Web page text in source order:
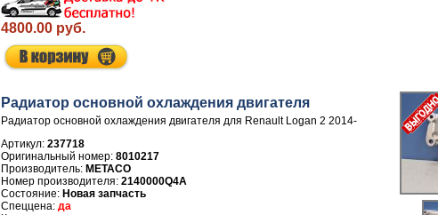
4800.00 руб.
Радиатор основной охлаждения двигателя
Радиатор основной охлаждения двигателя для Renault Logan 2 2014-
Артикул: 237718
8010217
Производитель: METACO
Номер производителя: 2140000Q4A
Новая запчасть
да